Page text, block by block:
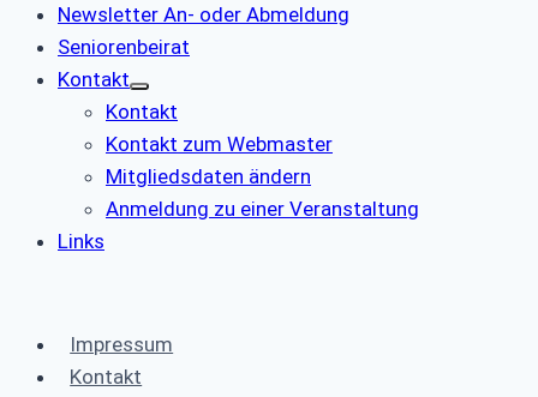
Newsletter An- oder Abmeldung
Seniorenbeirat
Kontakt
Kontakt
Kontakt zum Webmaster
Mitgliedsdaten ändern
Anmeldung zu einer Veranstaltung
Links
Impressum
Kontakt